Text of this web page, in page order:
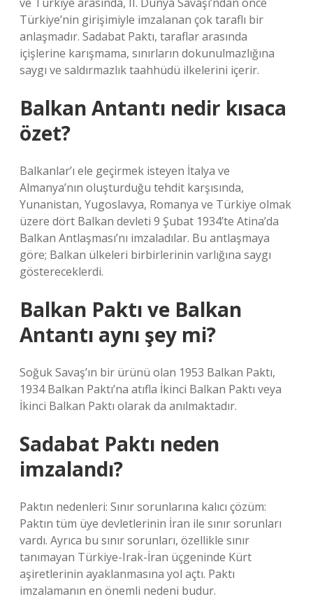
Türkiye’nin girişimiyle imzalanan çok taraflı bir
anlaşmadır. Sadabat Paktı, taraflar arasında
içişlerine karışmama, sınırların dokunulmazlığına
saygı ve saldırmazlık taahhüdü ilkelerini içerir.
Balkan Antantı nedir kısaca
özet?
Balkanlar’ı ele geçirmek isteyen İtalya ve
Almanya’nın oluşturduğu tehdit karşısında,
Yunanistan, Yugoslavya, Romanya ve Türkiye olmak
üzere dört Balkan devleti 9 Şubat 1934’te Atina’da
Balkan Antlaşması’nı imzaladılar. Bu antlaşmaya
göre; Balkan ülkeleri birbirlerinin varlığına saygı
göstereceklerdi.
Balkan Paktı ve Balkan
Antantı aynı şey mi?
Soğuk Savaş’ın bir ürünü olan 1953 Balkan Paktı,
1934 Balkan Paktı’na atıfla İkinci Balkan Paktı veya
İkinci Balkan Paktı olarak da anılmaktadır.
Sadabat Paktı neden
imzalandı?
Paktın nedenleri: Sınır sorunlarına kalıcı çözüm:
Paktın tüm üye devletlerinin İran ile sınır sorunları
vardı. Ayrıca bu sınır sorunları, özellikle sınır
tanımayan Türkiye-Irak-İran üçgeninde Kürt
aşiretlerinin ayaklanmasına yol açtı. Paktı
imzalamanın en önemli nedeni budur.